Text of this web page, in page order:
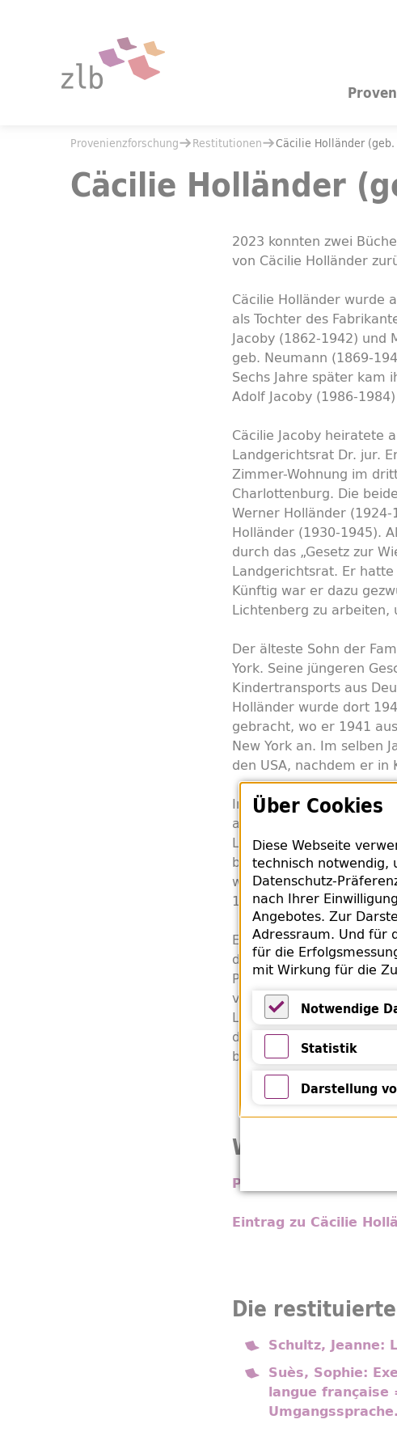
Cäcilie Holländer (geb. Jacoby)
Sie befinden sich hier:
Provenienzforschung Restitutionen Cäcilie Holländer (geb.
Cäcilie Holländer
2023 konnten zwei
von Cäcilie Holländer
Cäcilie Holländer wurde
als Tochter des
Jacoby (1862-1942) und
geb. Neumann (1869-
Sechs Jahre später kam
Adolf Jacoby (1986-
Cäcilie Jacoby heiratete
Landgerichtsrat Dr. jur.
Zimmer-Wohnung im
Charlottenburg. Die
Werner Holländer
Holländer (1930-1945).
durch das „Gesetz zur
Landgerichtsrat. Er
Künftig war er dazu
Lichtenberg zu arbeiten,
Der älteste Sohn der
York. Seine jüngeren
Kindertransports aus
Holländer wurde dort
gebracht, wo er 1941
New York an. Im selben
den USA, nachdem er
In der Zwischenzeit
am 11. November 1941
Levetzowstraße 8. Ihre
beschlagnahmt. Am 14.
wo beide ermordet
1944.
Eines der
den etwa 40.000
Pfandleihanstalt
verfolgter Menschen.
Lieferanten „Kulturamt“
dem „Zugang J“
bereits 1943 über die
Pressemeldung der
Eintrag zu Cäcilie
Die
Schultz, Jeanne:
Suès, Sophie:
langue française
Über Cookies
Diese Webseite
technisch notwendig,
Datenschutz-
nach Ihrer
Angebotes. Zur
Adressraum. Und für
für die
mit Wirkung für die
Notwendige
Notwendige
Statistik
Statistik
Darstellung
Darstellung von